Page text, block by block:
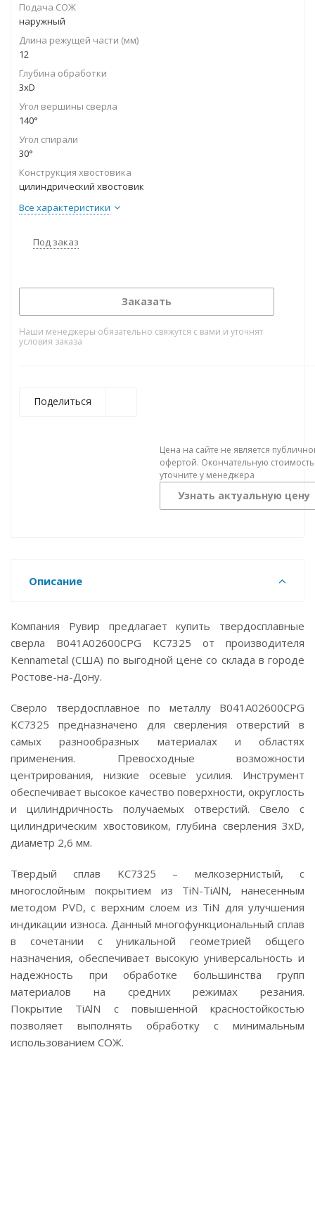
Подача СОЖ
наружный
Длина режущей части (мм)
12
Глубина обработки
3xD
Угол вершины сверла
140°
Угол спирали
30°
Конструкция хвостовика
цилиндрический хвостовик
Все характеристики
Под заказ
Заказать
Наши менеджеры обязательно свяжутся с вами и уточнят
условия заказа
Поделиться
Цена на сайте не является
офертой. Окончательную стоимость
уточните у менеджера
Узнать актуальную цену
Описание
Компания Рувир предлагает купить твердосплавные
сверла B041A02600CPG KC7325 от производителя
Kennametal (США) по выгодной цене со склада в городе
Ростове-на-Дону.
Сверло твердосплавное по металлу B041A02600CPG
KC7325 предназначено для сверления отверстий в
самых разнообразных материалах и областях
применения. Превосходные возможности
центрирования, низкие осевые усилия. Инструмент
обеспечивает высокое качество поверхности, округлость
и цилиндричность получаемых отверстий. Свело с
цилиндрическим хвостовиком, глубина сверления 3xD,
диаметр 2,6 мм.
Твердый сплав KC7325 – мелкозернистый, с
многослойным покрытием из TiN-TiAlN, нанесенным
методом PVD, с верхним слоем из TiN для улучшения
индикации износа. Данный многофункциональный сплав
в сочетании с уникальной геометрией общего
назначения, обеспечивает высокую универсальность и
надежность при обработке большинства групп
материалов на средних режимах резания.
Покрытие TiAlN с повышенной красностойкостью
позволяет выполнять обработку с минимальным
использованием СОЖ.